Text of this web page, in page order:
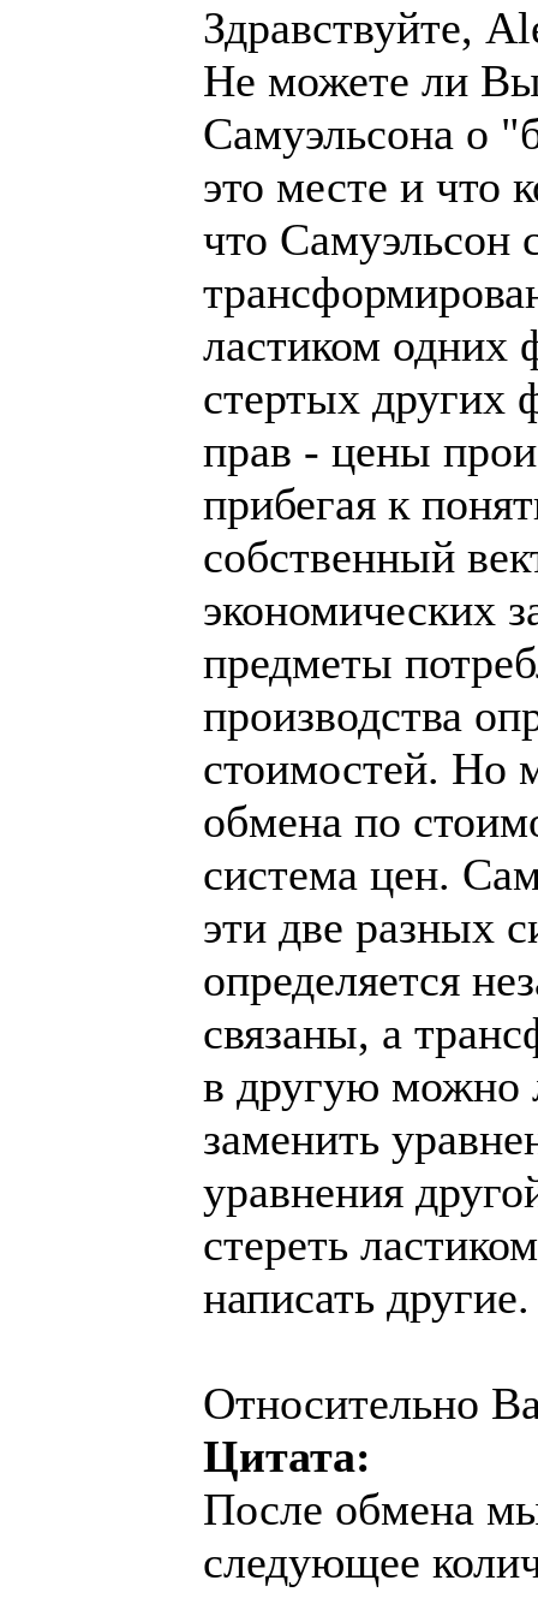
Здравствуйте,
Не можете ли
Самуэльсона о
это месте и что
что Самуэльсон
ластиком одних
стертых других
прав - цены
прибегая к
собственный
экономических
предметы
производства
стоимостей. Но
обмена по
система цен.
эти две разных
определяется
связаны, а
в другую можно
заменить
уравнения
стереть
написать другие.
Относительно
Цитата:
После обмена
следующее